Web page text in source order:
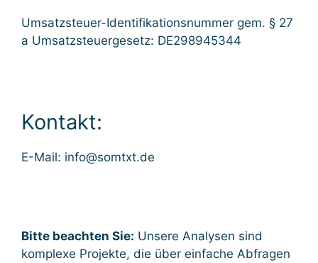
Umsatzsteuer-Identifikationsnummer gem. § 27
a Umsatzsteuergesetz: DE298945344
Kontakt:
E-Mail: info@somtxt.de
Bitte beachten Sie: Unsere Analysen sind
komplexe Projekte, die über einfache Abfragen